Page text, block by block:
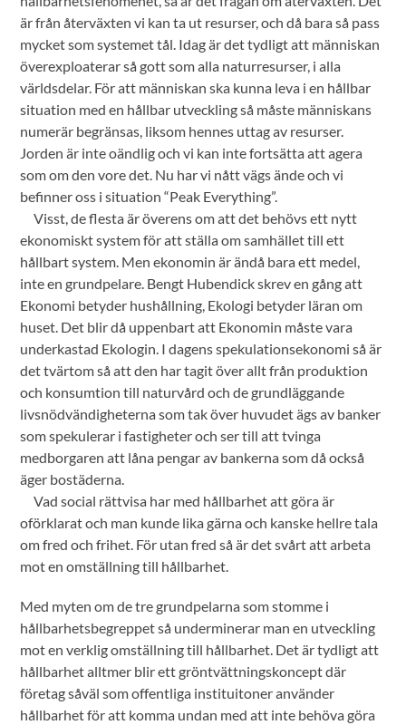
är från återväxten vi kan ta ut resurser, och då bara så pass
mycket som systemet tål. Idag är det tydligt att människan
överexploaterar så gott som alla naturresurser, i alla
världsdelar. För att människan ska kunna leva i en hållbar
situation med en hållbar utveckling så måste människans
numerär begränsas, liksom hennes uttag av resurser.
Jorden är inte oändlig och vi kan inte fortsätta att agera
som om den vore det. Nu har vi nått vägs ände och vi
befinner oss i situation “Peak Everything”.
Visst, de flesta är överens om att det behövs ett nytt
ekonomiskt system för att ställa om samhället till ett
hållbart system. Men ekonomin är ändå bara ett medel,
inte en grundpelare. Bengt Hubendick skrev en gång att
Ekonomi betyder hushållning, Ekologi betyder läran om
huset. Det blir då uppenbart att Ekonomin måste vara
underkastad Ekologin. I dagens spekulationsekonomi så är
det tvärtom så att den har tagit över allt från produktion
och konsumtion till naturvård och de grundläggande
livsnödvändigheterna som tak över huvudet ägs av banker
som spekulerar i fastigheter och ser till att tvinga
medborgaren att låna pengar av bankerna som då också
äger bostäderna.
Vad social rättvisa har med hållbarhet att göra är
oförklarat och man kunde lika gärna och kanske hellre tala
om fred och frihet. För utan fred så är det svårt att arbeta
mot en omställning till hållbarhet.
Med myten om de tre grundpelarna som stomme i
hållbarhetsbegreppet så underminerar man en utveckling
mot en verklig omställning till hållbarhet. Det är tydligt att
hållbarhet alltmer blir ett gröntvättningskoncept där
företag såväl som offentliga instituitoner använder
hållbarhet för att komma undan med att inte behöva göra